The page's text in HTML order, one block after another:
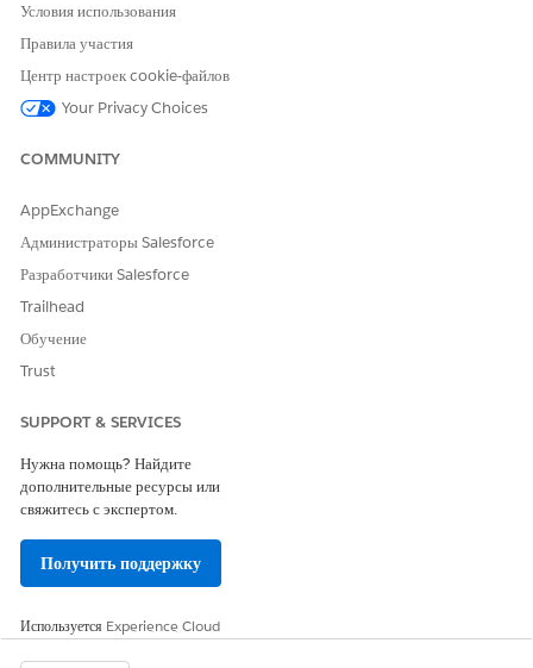
005318637
ЭТА СТАТЬЯ РЕШИЛА ВАШУ ПРОБЛЕМУ?
Оставьте свой отзыв, чтобы мы могли стать лучше!
Условия использования
Правила участия
Центр настроек cookie-файлов
Your Privacy Choices
COMMUNITY
AppExchange
Администраторы Salesforce
Разработчики Salesforce
Trailhead
Обучение
Trust
SUPPORT & SERVICES
Нужна помощь? Найдите
дополнительные ресурсы или
свяжитесь с экспертом.
Получить поддержку
Используется Experience Cloud